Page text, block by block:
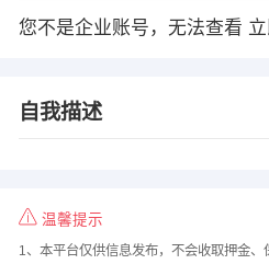
您不是企业账号，无法查看
自我描述
温馨提示
1、本平台仅供信息发布，不会收取押金、